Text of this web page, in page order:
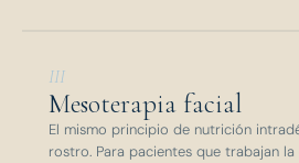
III
Mesoterapia facial
El mismo principio de nutrición
rostro. Para pacientes que trabajan